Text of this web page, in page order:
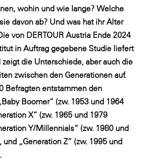
wohin und wie lange? Welche
davon ab? Und was hat ihr Alter
von DERTOUR Austria Ende 2024
in Auftrag gegebene Studie liefert
die Unterschiede, aber auch die
zwischen den Generationen auf.
Befragten entstammen den
Boomer“ (zw. 1953 und 1964
X“ (zw. 1965 und 1979
Y/Millennials“ (zw. 1980 und
und „Generation Z“ (zw. 1995 und